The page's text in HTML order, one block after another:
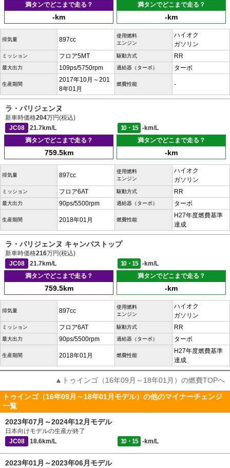
満タンでどこまで走る？
-km
満タンでどこまで走る？
-km
排気量 897cc
使用燃料
エンジン
ハイオク
ガソリン
ミッション フロア5MT 駆動方式 RR
最大出力 109ps/5750rpm 過給器（ターボ） ターボ
生産期間
2017年10月～201
8年01月
燃費性能 -
ラ・パリジェンヌ
新車時価格204万円(税込)
JC08
21.7km/L 10・15
-km/L
満タンでどこまで走る？
759.5km
満タンでどこまで走る？
-km
排気量 897cc
使用燃料
エンジン
ハイオク
ガソリン
ミッション フロア6AT 駆動方式 RR
最大出力 90ps/5500rpm 過給器（ターボ） ターボ
生産期間 2018年01月 燃費性能
H27年度燃費基準
達成
ラ・パリジェンヌ キャンバストップ
新車時価格216万円(税込)
JC08
21.7km/L 10・15
-km/L
満タンでどこまで走る？
759.5km
満タンでどこまで走る？
-km
排気量 897cc
使用燃料
エンジン
ハイオク
ガソリン
ミッション フロア6AT 駆動方式 RR
最大出力 90ps/5500rpm 過給器（ターボ） ターボ
生産期間 2018年01月 燃費性能
H27年度燃費基準
達成
▲トゥインゴ（16年09月～18年01月）の燃費TOPへ
トゥインゴ（16年09月～18年01月モデル）の他のマイナーチェンジ
一覧
2023年07月～2024年12月モデル
日本向けモデルの生産が終了
JC08
18.6km/L 10・15 -km/L
2023年01月～2023年06月モデル